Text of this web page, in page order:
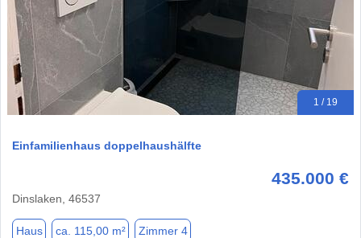
1 / 19
Einfamilienhaus doppelhaushälfte
435.000 €
Dinslaken, 46537
Haus ca. 115,00 m² Zimmer 4